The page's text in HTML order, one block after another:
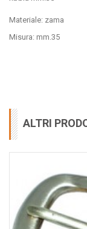
Materiale: zama
Misura: mm.35
ALTRI